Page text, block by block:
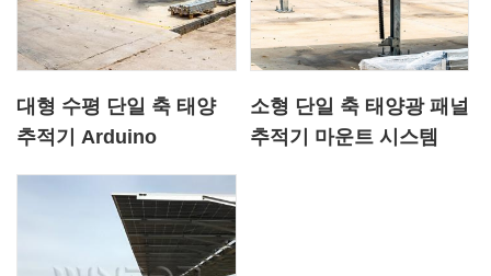
대형 수평 단일 축 태양
추적기 Arduino
소형 단일 축 태양광 패널
추적기 마운트 시스템